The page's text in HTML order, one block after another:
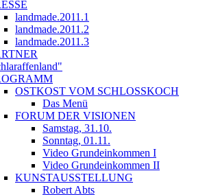
landmade.2011.1
landmade.2011.2
landmade.2011.3
OSTKOST VOM SCHLOSSKOCH
Das Menü
FORUM DER VISIONEN
Samstag, 31.10.
Sonntag, 01.11.
Video Grundeinkommen I
Video Grundeinkommen II
KUNSTAUSSTELLUNG
Robert Abts